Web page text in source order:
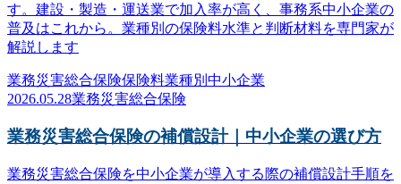
す。建設・製造・運送業で加入率が高く、事務系中小企業の
普及はこれから。業種別の保険料水準と判断材料を専門家が
解説します
業務災害総合保険保険料業種別 中小企業
2026.05.28業務災害総合保険
業務災害総合保険の補償設計｜中小企業の選び方
業務災害総合保険を中小企業が導入する際の補償設計手順を